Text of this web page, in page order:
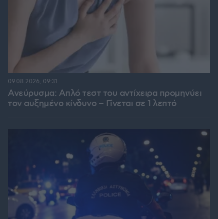
Ανεύρυσμα: Απλό τεστ του αντίχειρα προμηνύει
τον αυξημένο κίνδυνο – Γίνεται σε 1 λεπτό
09.08.2026, 09:31